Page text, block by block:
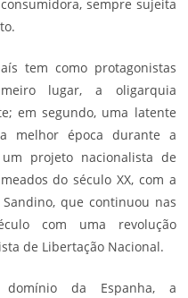
sempre sujeita
tem como protagonistas
lugar, a oligarquia
em segundo, uma latente
melhor época durante a
projeto nacionalista de
do século XX, com a
que continuou nas
com uma revolução
de Libertação Nacional.
da Espanha, a